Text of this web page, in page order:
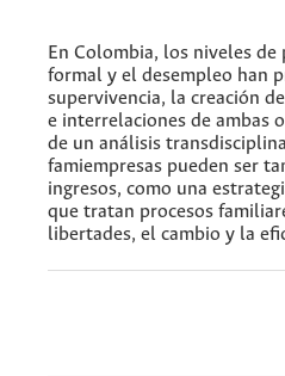
En Colombia, los niveles
formal y el desempleo han
supervivencia, la creación
e interrelaciones de ambas
de un análisis
famiempresas pueden ser
ingresos, como una
que tratan procesos
libertades, el cambio y la